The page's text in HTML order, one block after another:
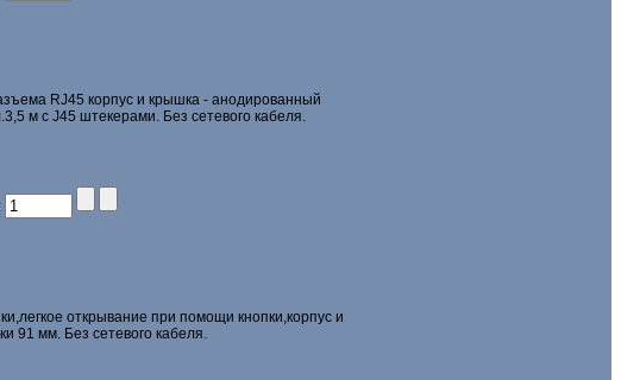
RJ45 корпус и крышка - анодированный
м с J45 штекерами. Без сетевого кабеля.
открывание при помощи кнопки,корпус и
91 мм. Без сетевого кабеля.